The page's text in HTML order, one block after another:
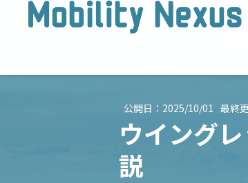
公開日： 2025/10/01 最終
ウイング
説